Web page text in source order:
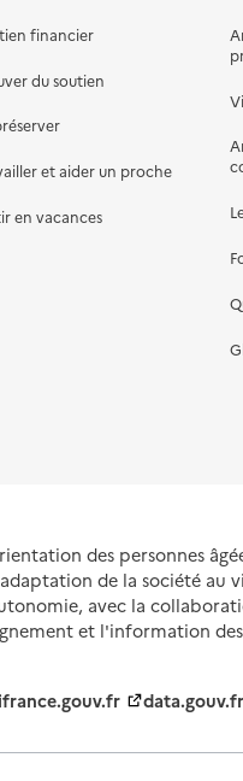
financier
du soutien
et aider un proche
en vacances
des personnes
de la société au
avec la
et l'information
data.gouv.fr